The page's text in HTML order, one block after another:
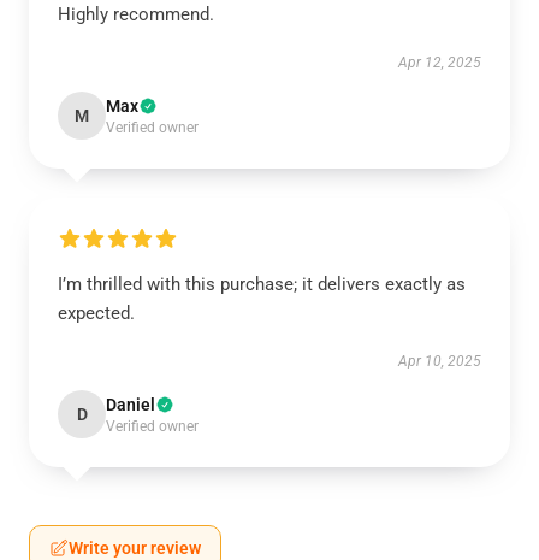
Highly recommend.
Apr 12, 2025
M Max
Verified owner
I’m thrilled with this purchase; it delivers exactly as
expected.
Apr 10, 2025
D Daniel
Verified owner
Write your review